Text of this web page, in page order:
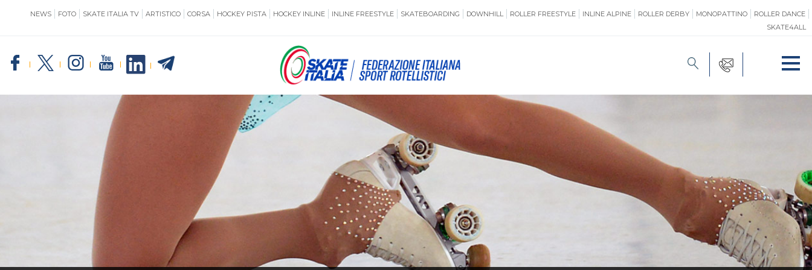
NEWS FOTO SKATE ITALIA TV ARTISTICO CORSA HOCKEY PISTA HOCKEY INLINE INLINE FREESTYLE SKATEBOARDING DOWNHILL ROLLER FREESTYLE INLINE ALPINE ROLLER DERBY MONOPATTINO
ROLLER DANCE
SKATE4ALL
SKATE ITALIA TESSERAMENTO FORMAZIONE
GIUSTIZIA TERRITORIO
IMPIANTISTICA ANTIDOPING ASSICURAZIONE SAFEGUARDING